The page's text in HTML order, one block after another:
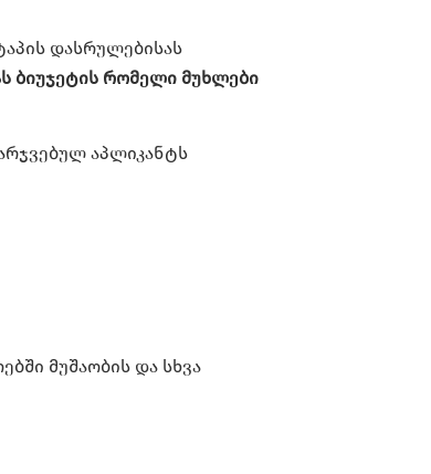
დასრულებისას
ბიუჯეტის რომელი მუხლები
აპლიკანტს
მუშაობის და სხვა